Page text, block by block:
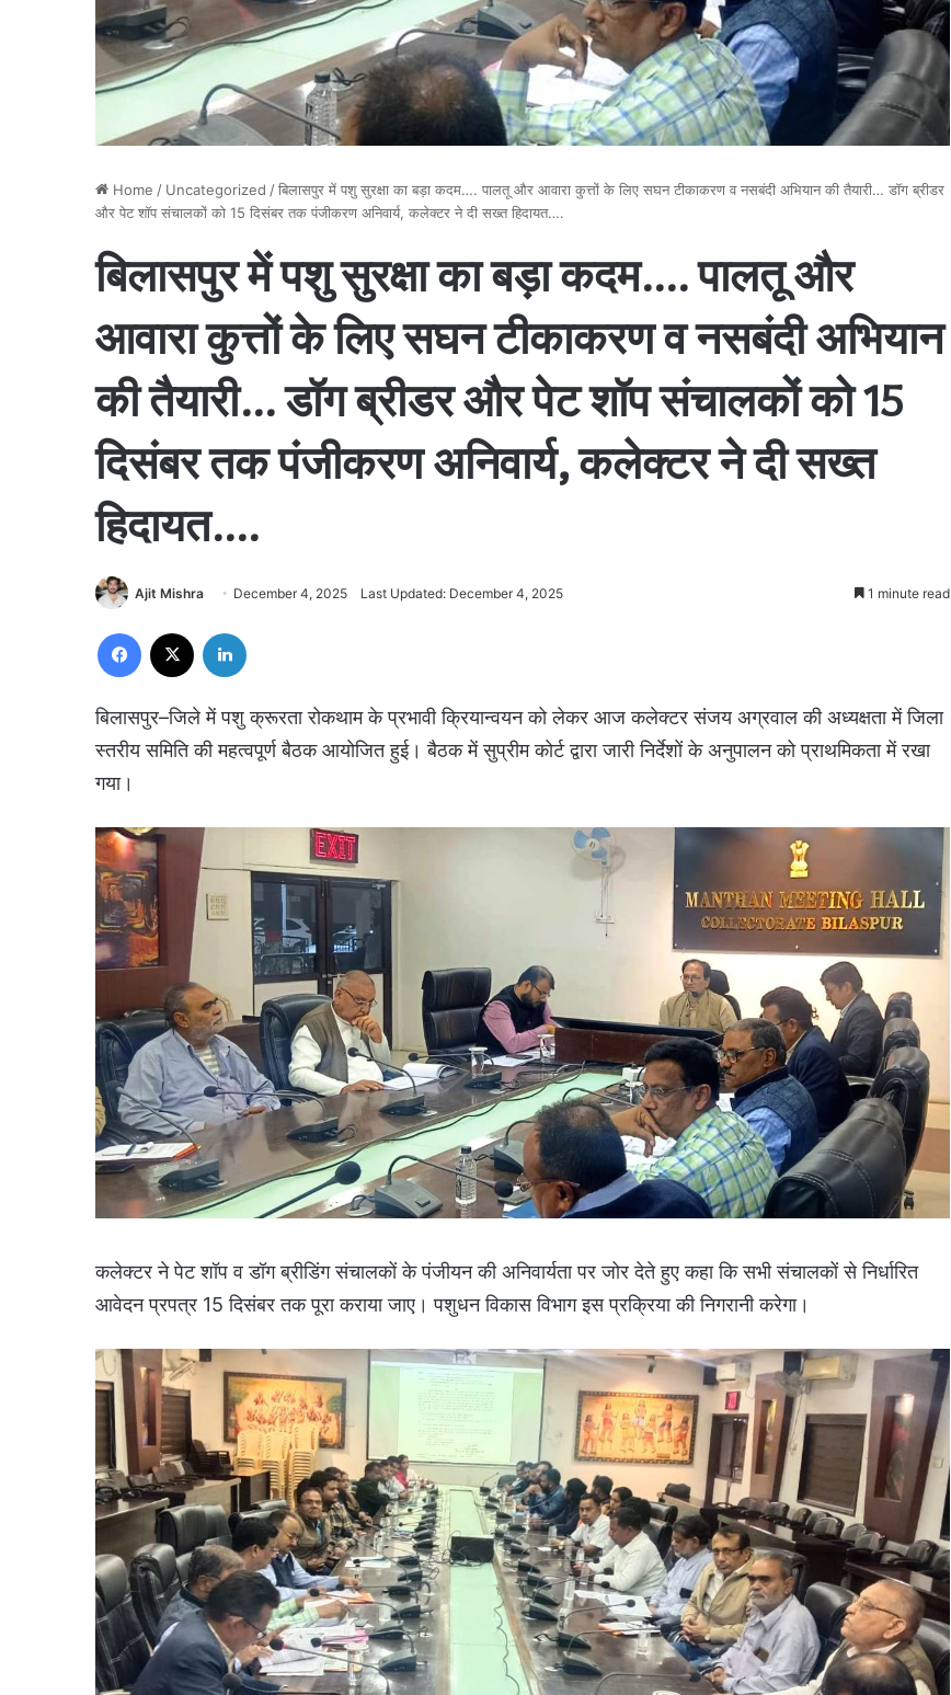
Home / Uncategorized /बिलासपुर में पशु सुरक्षा का बड़ा कदम…. पालतू और आवारा कुत्तों के लिए सघन टीकाकरण व नसबंदी अभियान की तैयारी… डॉग ब्रीडर
और पेट शॉप संचालकों को 15 दिसंबर तक पंजीकरण अनिवार्य, कलेक्टर ने दी सख्त हिदायत….
बिलासपुर में पशु सुरक्षा का बड़ा कदम…. पालतू और
आवारा कुत्तों के लिए सघन टीकाकरण व नसबंदी अभियान
की तैयारी… डॉग ब्रीडर और पेट शॉप संचालकों को 15
दिसंबर तक पंजीकरण अनिवार्य, कलेक्टर ने दी सख्त
हिदायत….
Ajit Mishra December 4, 2025 Last Updated: December 4, 2025 1 minute read
Facebook
बिलासपुर–जिले में पशु क्रूरता रोकथाम के प्रभावी क्रियान्वयन को लेकर आज कलेक्टर संजय अग्रवाल की अध्यक्षता में जिला
स्तरीय समिति की महत्वपूर्ण बैठक आयोजित हुई। बैठक में सुप्रीम कोर्ट द्वारा जारी निर्देशों के अनुपालन को प्राथमिकता में रखा
गया।
कलेक्टर ने पेट शॉप व डॉग ब्रीडिंग संचालकों के पंजीयन की अनिवार्यता पर जोर देते हुए कहा कि सभी संचालकों से निर्धारित
आवेदन प्रपत्र 15 दिसंबर तक पूरा कराया जाए। पशुधन विकास विभाग इस प्रक्रिया की निगरानी करेगा।